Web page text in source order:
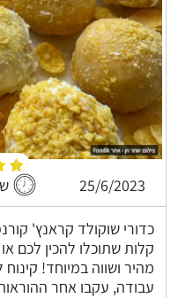
25/6/2023
קלות שתוכלו להכין לכם
מהיר ושווה במיוחד!
עבודה, עקבו אחר